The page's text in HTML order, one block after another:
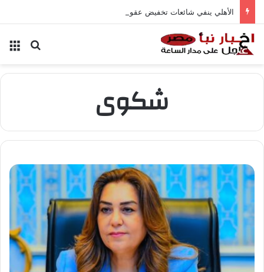
الأهلي ينفي شائعات تخفيض عقود زيزو والشناوي
بحث
شكوى